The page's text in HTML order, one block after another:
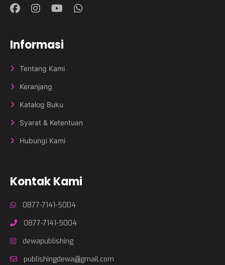
Informasi
Tentang Kami
Keranjang
Katalog Buku
Syarat & Ketentuan
Hubungi Kami
Kontak Kami
0877-7141-5004
0877-7141-5004
dewapublishing
publishingdewa@gmail.com